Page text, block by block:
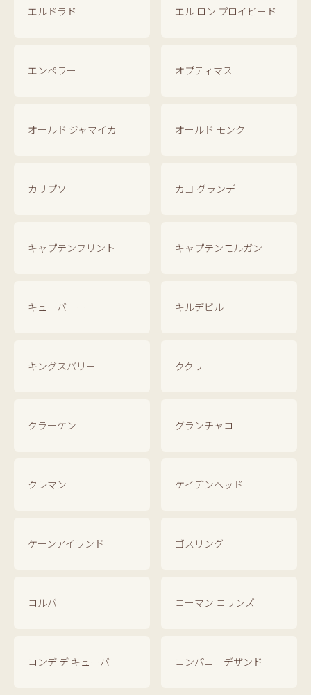
エルドラド エル ロン プロイビード
エンペラー オプティマス
オールド ジャマイカ オールド モンク
カリプソ カヨ グランデ
キャプテンフリント キャプテンモルガン
キューバニー キルデビル
キングスバリー ククリ
クラーケン グランチャコ
クレマン ケイデンヘッド
ケーンアイランド ゴスリング
コルバ コーマン コリンズ
コンデ デ キューバ コンパニーデザンド